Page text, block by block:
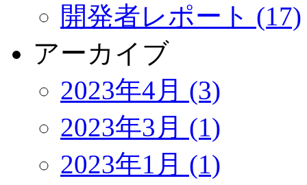
開発者レポート (17)
アーカイブ
2023年4月 (3)
2023年3月 (1)
2023年1月 (1)